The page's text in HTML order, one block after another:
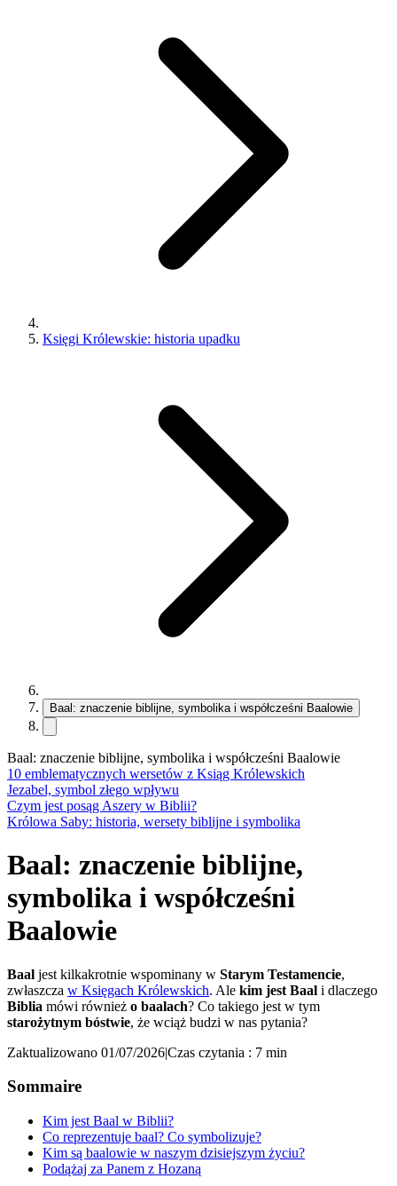
Księgi Królewskie: historia upadku
Baal: znaczenie biblijne, symbolika i współcześni Baalowie
Baal: znaczenie biblijne, symbolika i współcześni Baalowie
10 emblematycznych wersetów z Ksiąg Królewskich
Jezabel, symbol złego wpływu
Czym jest posąg Aszery w Biblii?
Królowa Saby: historia, wersety biblijne i symbolika
Baal: znaczenie biblijne,
symbolika i współcześni
Baalowie
Baal jest kilkakrotnie wspominany w Starym Testamencie,
zwłaszcza w Księgach Królewskich. Ale kim jest Baal i dlaczego
Biblia mówi również o baalach? Co takiego jest w tym
starożytnym bóstwie, że wciąż budzi w nas pytania?
Zaktualizowano 01/07/2026|Czas czytania : 7 min
Sommaire
Kim jest Baal w Biblii?
Co reprezentuje baal? Co symbolizuje?
Kim są baalowie w naszym dzisiejszym życiu?
Podążaj za Panem z Hozaną